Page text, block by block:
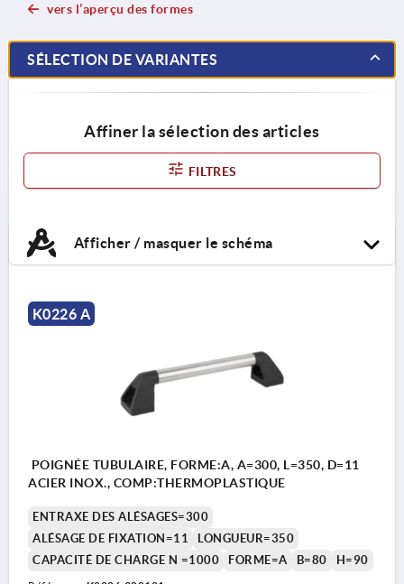
vers l’aperçu des formes
SÉLECTION DE VARIANTES
Affiner la sélection des articles
FILTRES
Afficher / masquer le schéma
K0226 A
POIGNÉE TUBULAIRE, FORME:A, A=300, L=350, D=11
ACIER INOX., COMP:THERMOPLASTIQUE
ENTRAXE DES ALÉSAGES=300
ALÉSAGE DE FIXATION=11
LONGUEUR=350
CAPACITÉ DE CHARGE N =1000
FORME=A B=80 H=90